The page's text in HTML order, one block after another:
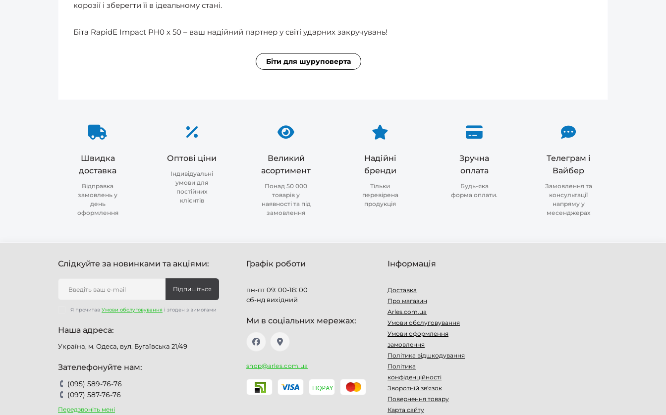
корозії і зберегти її в ідеальному стані.
Біта RapidE Impact PH0 x 50 – ваш надійний партнер у світі ударних закручувань!
Біти для шуруповерта
Швидка
доставка
Відправка
замовлень у
день
оформлення
Оптові ціни
Індивідуальні
умови для
постійних
клієнтів
Великий
асортимент
Понад 50 000
товарів у
наявності та під
замовлення
Надійні
бренди
Тільки
перевірена
продукція
Зручна
оплата
Будь-яка
форма оплати.
Телеграм і
Вайбер
Замовлення та
консультації
напряму у
месенджерах
Слідкуйте за новинками та акціями:
Підпишіться
Я прочитав Умови обслуговування і згоден з вимогами
Наша адреса:
Україна, м. Одеса, вул. Бугаївська 21/49
Зателефонуйте нам:
(095) 589-76-76
(097) 587-76-76
Передзвоніть мені
Графік роботи
пн-пт 09: 00-18: 00
сб-нд вихідний
Ми в соціальних мережах:
shop@arles.com.ua
Інформація
Доставка
Про магазин
Arles.com.ua
Умови обслуговування
Умови оформлення
замовлення
Політика відшкодування
Політика
конфіденційності
Зворотній зв'язок
Повернення товару
Карта сайту